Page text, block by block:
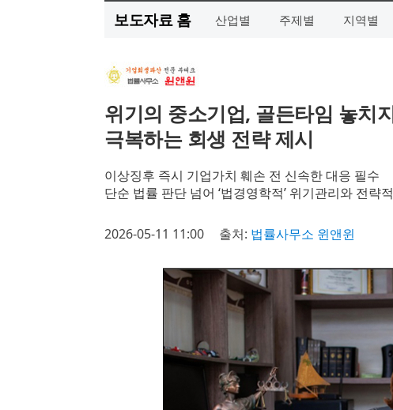
보도자료 홈 산업별 주제별 지역별
위기의 중소기업, 골든타임 놓치
극복하는 회생 전략 제시
이상징후 즉시 기업가치 훼손 전 신속한 대응 필수
단순 법률 판단 넘어 ‘법경영학적’ 위기관리와 전략
2026-05-11 11:00 출처: 법률사무소 윈앤윈